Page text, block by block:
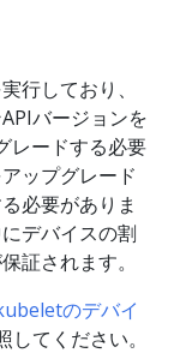
行しており、
バージョンを
レードする必要
ップグレード
必要がありま
デバイスの割
証されます。
のデバイ
してください。